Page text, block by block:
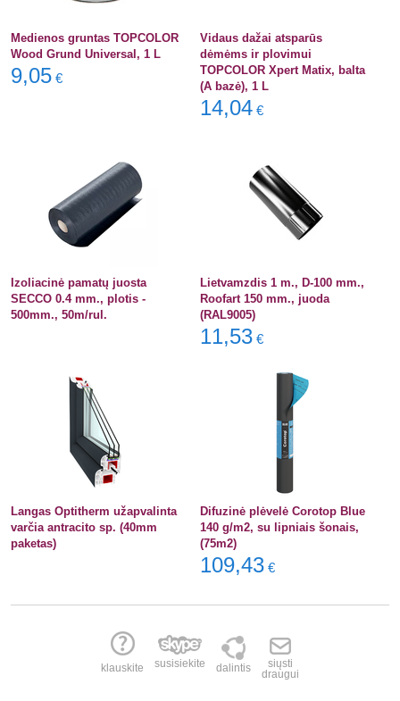
Medienos gruntas TOPCOLOR
Wood Grund Universal, 1 L
9,05 €
Vidaus dažai atsparūs
dėmėms ir plovimui
TOPCOLOR Xpert Matix, balta
(A bazė), 1 L
14,04 €
Izoliacinė pamatų juosta
SECCO 0.4 mm., plotis -
500mm., 50m/rul.
Lietvamzdis 1 m., D-100 mm.,
Roofart 150 mm., juoda
(RAL9005)
11,53 €
Langas Optitherm užapvalinta
varčia antracito sp. (40mm
paketas)
Difuzinė plėvelė Corotop Blue
140 g/m2, su lipniais šonais,
(75m2)
109,43 €
klauskite susisiekite dalintis
siųsti
draugui